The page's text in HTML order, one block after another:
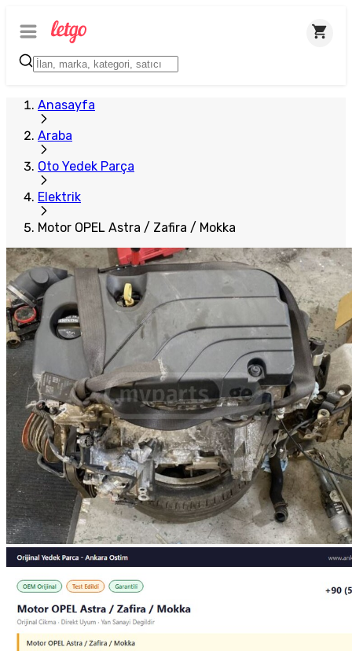
Anasayfa
Araba
Oto Yedek Parça
Elektrik
Motor OPEL Astra / Zafira / Mokka
Plus Satıcı